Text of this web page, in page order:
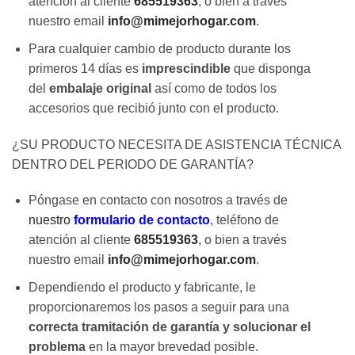
nuestro email info@mimejorhogar.com.
Para cualquier cambio de producto durante los
primeros 14 días es imprescindibleque disponga
del embalaje original así como de todos los
accesorios que recibió junto con el producto.
¿SU PRODUCTO NECESITA DE ASISTENCIA TÉCNICA
DENTRO DEL PERIODO DE GARANTÍA?
Póngase en contacto con nosotros a través de
nuestroformulario de contacto, teléfono de
atención al cliente 685519363, o bien a través
nuestro email info@mimejorhogar.com.
Dependiendo el producto y fabricante, le
proporcionaremos los pasos a seguir para una
correcta tramitación de garantía y solucionar el
problemaen la mayor brevedad posible.